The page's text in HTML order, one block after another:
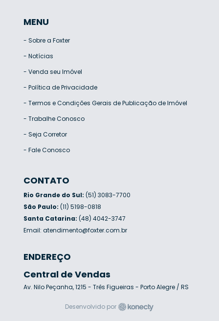
MENU
- Sobre a Foxter
- Notícias
- Venda seu Imóvel
- Política de Privacidade
- Termos e Condições Gerais de Publicação de Imóvel
- Trabalhe Conosco
- Seja Corretor
- Fale Conosco
CONTATO
Rio Grande do Sul: (51) 3083-7700
São Paulo: (11) 5198-0818
Santa Catarina: (48) 4042-3747
Email: atendimento@foxter.com.br
ENDEREÇO
Central de Vendas
Av. Nilo Peçanha, 1215 - Três Figueiras - Porto Alegre / RS
Desenvolvido por